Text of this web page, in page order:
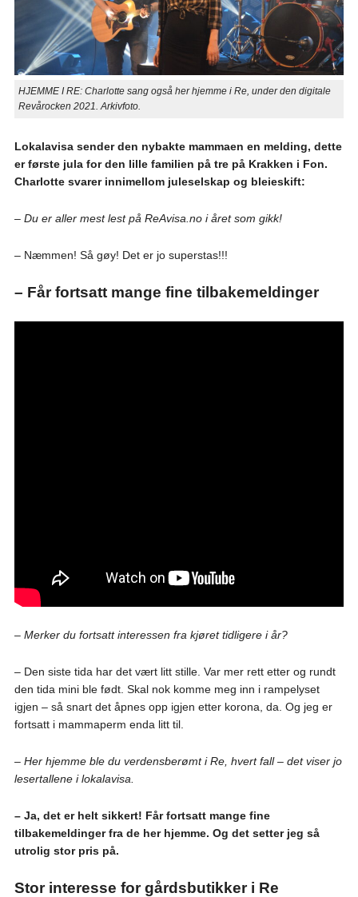
HJEMME I RE: Charlotte sang også her hjemme i Re, under den digitale
Revårocken 2021. Arkivfoto.
Lokalavisa sender den nybakte mammaen en melding, dette
er første jula for den lille familien på tre på Krakken i Fon.
Charlotte svarer innimellom juleselskap og bleieskift:
– Du er aller mest lest på ReAvisa.no i året som gikk!
– Næmmen! Så gøy! Det er jo superstas!!!
– Får fortsatt mange fine tilbakemeldinger
– Merker du fortsatt interessen fra kjøret tidligere i år?
– Den siste tida har det vært litt stille. Var mer rett etter og rundt
den tida mini ble født. Skal nok komme meg inn i rampelyset
igjen – så snart det åpnes opp igjen etter korona, da. Og jeg er
fortsatt i mammaperm enda litt til.
– Her hjemme ble du verdensberømt i Re, hvert fall – det viser jo
lesertallene i lokalavisa.
– Ja, det er helt sikkert! Får fortsatt mange fine
tilbakemeldinger fra de her hjemme. Og det setter jeg så
utrolig stor pris på.
Stor interesse for gårdsbutikker i Re